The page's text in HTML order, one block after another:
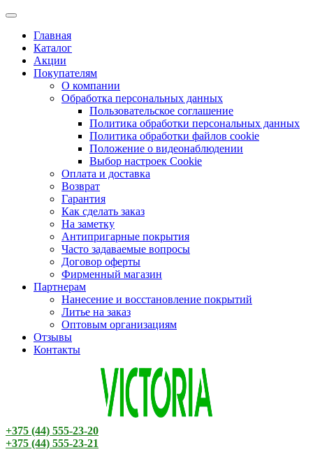
Главная
Каталог
Акции
Покупателям
О компании
Обработка персональных данных
Пользовательское соглашение
Политика обработки персональных данных
Политика обработки файлов cookie
Положение о видеонаблюдении
Выбор настроек Cookie
Оплата и доставка
Возврат
Гарантия
Как сделать заказ
На заметку
Антипригарные покрытия
Часто задаваемые вопросы
Договор оферты
Фирменный магазин
Партнерам
Нанесение и восстановление покрытий
Литье на заказ
Оптовым организациям
Отзывы
Контакты
+375 (44) 555-23-20
+375 (44) 555-23-21